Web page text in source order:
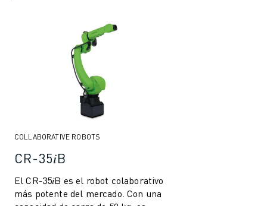
COLLABORATIVE ROBOTS
CR-35𝑖B
El CR-35𝑖B es el robot colaborativo
más potente del mercado. Con una